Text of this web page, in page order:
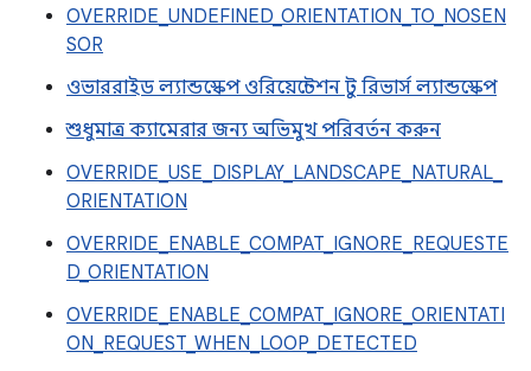
OVERRIDE_UNDEFINED_ORIENTATION_TO_NOSEN
SOR
ওভাররাইড ল্যান্ডস্কেপ ওরিয়েন্টেশন টু রিভার্স ল্যান্ডস্কেপ
শুধুমাত্র ক্যামেরার জন্য অভিমুখ পরিবর্তন করুন
OVERRIDE_USE_DISPLAY_LANDSCAPE_NATURAL_
ORIENTATION
OVERRIDE_ENABLE_COMPAT_IGNORE_REQUESTE
D_ORIENTATION
OVERRIDE_ENABLE_COMPAT_IGNORE_ORIENTATI
ON_REQUEST_WHEN_LOOP_DETECTED